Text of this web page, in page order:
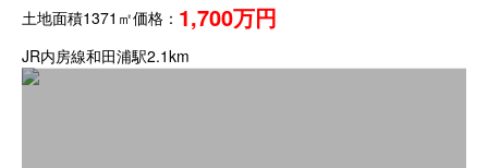
土地面積1371㎡価格： 1,700万円
JR内房線和田浦駅2.1km